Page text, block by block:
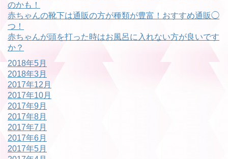
のかも！
赤ちゃんの靴下は通販の方が種類が豊富！おすすめ通販◯
つ！
赤ちゃんが頭を打った時はお風呂に入れない方が良いです
か？
2018年5月
2018年3月
2017年12月
2017年10月
2017年9月
2017年8月
2017年7月
2017年6月
2017年5月